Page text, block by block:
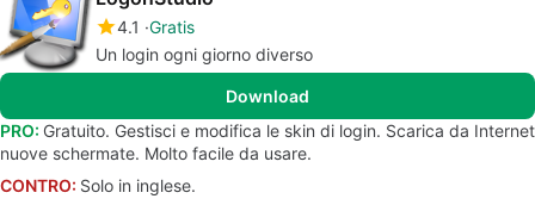
4.1 Gratis
Un login ogni giorno diverso
Download
PRO: Gratuito. Gestisci e modifica le skin di login. Scarica da Internet
nuove schermate. Molto facile da usare.
CONTRO: Solo in inglese.